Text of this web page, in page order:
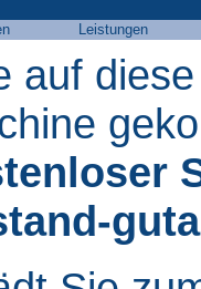
Leistungen
auf